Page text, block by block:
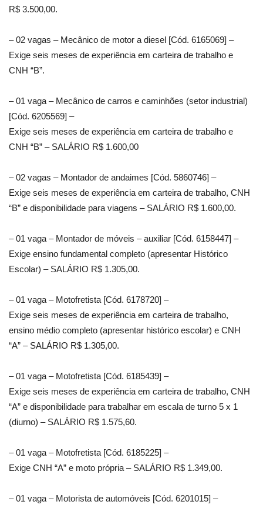
R$ 3.500,00.
– 02 vagas – Mecânico de motor a diesel [Cód. 6165069] –
Exige seis meses de experiência em carteira de trabalho e
CNH “B”.
– 01 vaga – Mecânico de carros e caminhões (setor industrial)
[Cód. 6205569] –
Exige seis meses de experiência em carteira de trabalho e
CNH “B” – SALÁRIO R$ 1.600,00
– 02 vagas – Montador de andaimes [Cód. 5860746] –
Exige seis meses de experiência em carteira de trabalho, CNH
“B” e disponibilidade para viagens – SALÁRIO R$ 1.600,00.
– 01 vaga – Montador de móveis – auxiliar [Cód. 6158447] –
Exige ensino fundamental completo (apresentar Histórico
Escolar) – SALÁRIO R$ 1.305,00.
– 01 vaga – Motofretista [Cód. 6178720] –
Exige seis meses de experiência em carteira de trabalho,
ensino médio completo (apresentar histórico escolar) e CNH
“A” – SALÁRIO R$ 1.305,00.
– 01 vaga – Motofretista [Cód. 6185439] –
Exige seis meses de experiência em carteira de trabalho, CNH
“A” e disponibilidade para trabalhar em escala de turno 5 x 1
(diurno) – SALÁRIO R$ 1.575,60.
– 01 vaga – Motofretista [Cód. 6185225] –
Exige CNH “A” e moto própria – SALÁRIO R$ 1.349,00.
– 01 vaga – Motorista de automóveis [Cód. 6201015] –